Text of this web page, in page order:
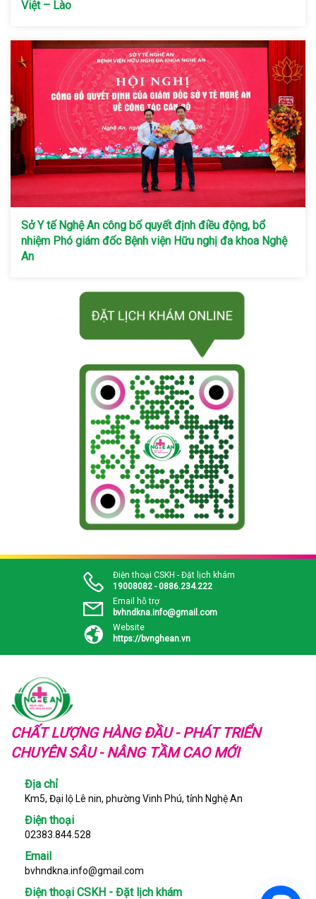
Việt – Lào
Sở Y tế Nghệ An công bố quyết định điều động, bổ
nhiệm Phó giám đốc Bệnh viện Hữu nghị đa khoa Nghệ
An
Điện thoại CSKH - Đặt lịch khám
19008082 - 0886.234.222
Email hỗ trợ
bvhndkna.info@gmail.com
Website
https://bvnghean.vn
CHẤT LƯỢNG HÀNG ĐẦU - PHÁT TRIỂN
CHUYÊN SÂU - NÂNG TẦM CAO MỚI
Địa chỉ
Km5, Đại lộ Lê nin, phường Vinh Phú, tỉnh Nghệ An
Điện thoại
02383.844.528
Email
bvhndkna.info@gmail.com
Điện thoại CSKH - Đặt lịch khám